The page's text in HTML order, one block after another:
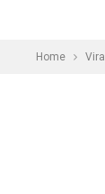
Home Viral